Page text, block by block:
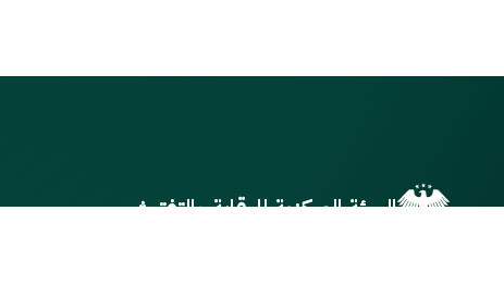
الهيئة المركزية للرقابة والتفتيش